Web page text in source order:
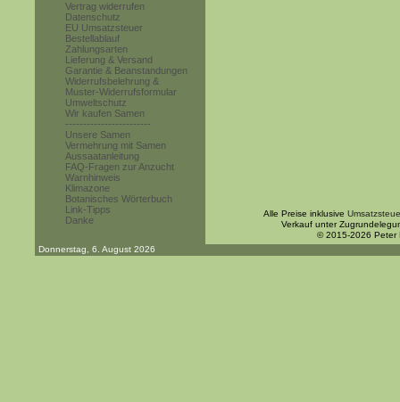
Vertrag widerrufen
Datenschutz
EU Umsatzsteuer
Bestellablauf
Zahlungsarten
Lieferung & Versand
Garantie & Beanstandungen
Widerrufsbelehrung &
Muster-Widerrufsformular
Umweltschutz
Wir kaufen Samen
------------------------
Unsere Samen
Vermehrung mit Samen
Aussaatanleitung
FAQ-Fragen zur Anzucht
Warnhinweis
Klimazone
Botanisches Wörterbuch
Link-Tipps
Danke
Alle Preise inklusive
Verkauf unter
© 2015-2026 Peter
Donnerstag, 6. August 2026